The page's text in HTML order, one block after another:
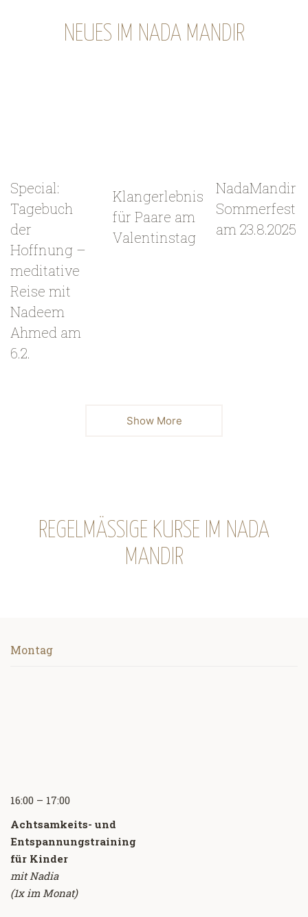
NEUES IM NADA MANDIR
Special:
Tagebuch
der
Hoffnung –
meditative
Reise mit
Nadeem
Ahmed am
6.2.
Klangerlebnis
für Paare am
Valentinstag
NadaMandir
Sommerfest
am 23.8.2025
Show More
REGELMÄSSIGE KURSE IM NADA M
ANDIR
Montag
16:00 – 17:00
Achtsamkeits- und
Entspannungstraining
für Kinder
mit Nadia
(1x im Monat)